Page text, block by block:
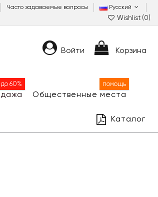
Часто задаваемые вопросы Русский
Wishlist (0)
Войти Корзина
до 60%
Общественные места
помощь
Каталог